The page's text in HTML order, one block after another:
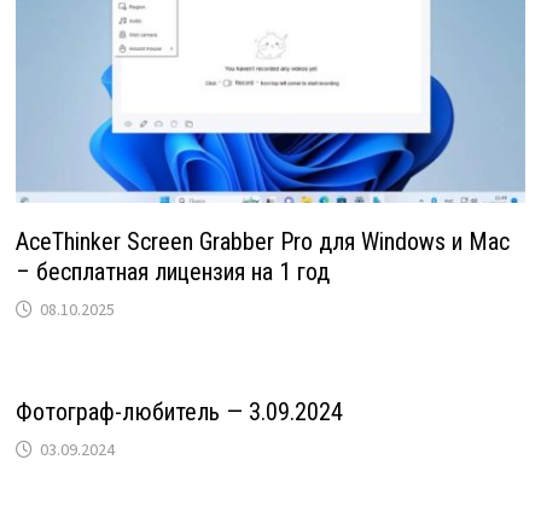
AceThinker Screen Grabber Pro для Windows и Mac
– бесплатная лицензия на 1 год
08.10.2025
Фотограф-любитель — 3.09.2024
03.09.2024